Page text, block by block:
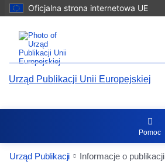
Oficjalna strona internetowa UE
Urząd Publikacji Unii Europejskiej
Pomoc
Urząd Publikacji Informacje o publikacji